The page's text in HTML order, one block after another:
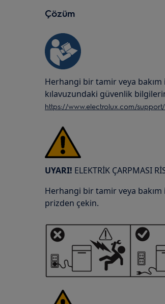
Çözüm
Herhangi bir tamir veya
kılavuzundaki güvenlik
https://www.electrolux.com/
UYARI! ELEKTRİK ÇARPMASI
Herhangi bir tamir veya bakım
prizden çekin.